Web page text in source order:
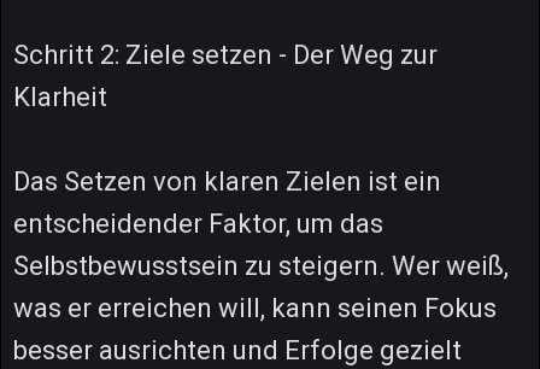
Schritt 2: Ziele setzen - Der Weg zur
Klarheit
Das Setzen von klaren Zielen ist ein
entscheidender Faktor, um das
Selbstbewusstsein zu steigern. Wer weiß,
was er erreichen will, kann seinen Fokus
besser ausrichten und Erfolge gezielt